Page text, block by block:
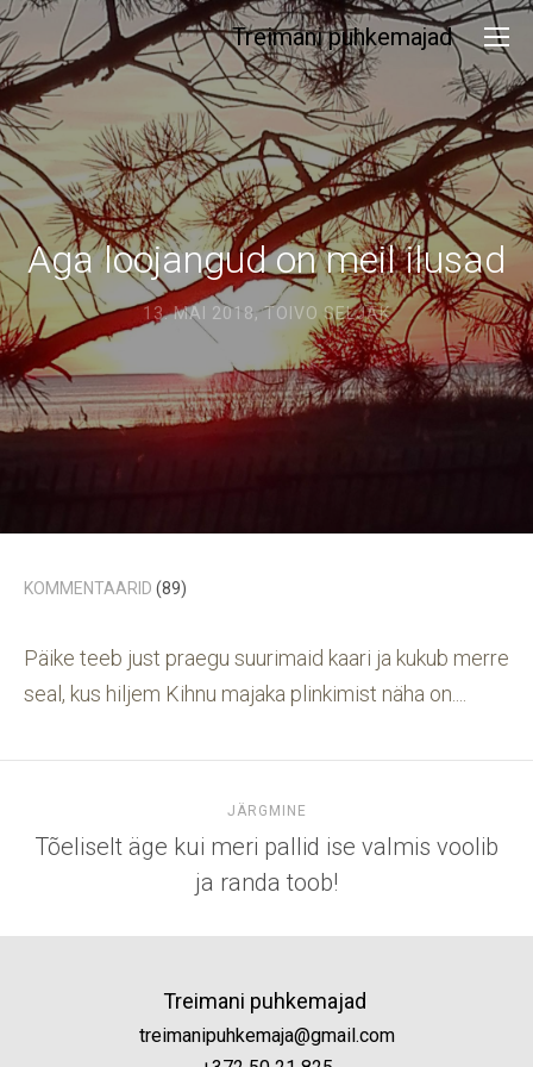
Treimani puhkemajad
Aga loojangud on meil ilusad
13. MAI 2018,TOIVO SELJAK
KOMMENTAARID (89)
Päike teeb just praegu suurimaid kaari ja kukub merre
seal, kus hiljem Kihnu majaka plinkimist näha on....
JÄRGMINE
Tõeliselt äge kui meri pallid ise valmis voolib
ja randa toob!
Treimani puhkemajad
treimanipuhkemaja@gmail.com